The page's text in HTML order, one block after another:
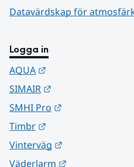
Datavärdskap för
Logga in
AQUA
SIMAIR
SMHI Pro
Timbr
Vinterväg
Väderlarm